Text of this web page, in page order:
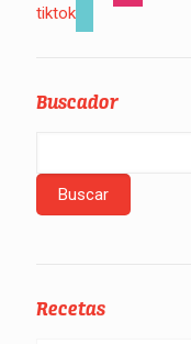
tiktok
Buscador
Recetas